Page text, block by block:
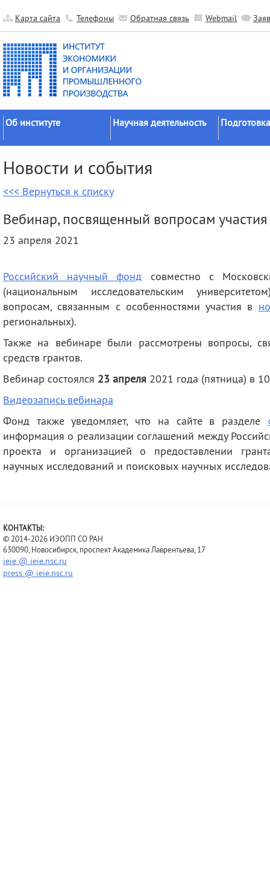
Карта сайта Телефоны Обратная связь Webmail
Об институте
Официальные документы
История
Научные подразделения
Прочие подразделения
деятельность
Контакты
Научная деятельность
исследований
Гранты
Мероприятия
Публикации
советы
Новости и события
<<< Вернуться к списку
Вебинар, посвященный вопросам
23 апреля 2021
Российский научный фонд совместно с
(национальным исследовательским
вопросам, связанным с особенностями участия в
региональных).
Также на вебинаре были рассмотрены вопросы,
средств грантов.
Вебинар состоялся 23 апреля 2021 года (пятница) в
Видеозапись вебинара
Фонд также уведомляет, что на сайте в разделе
информация о реализации соглашений между
проекта и организацией о предоставлении
научных исследований и поисковых научных
КОНТАКТЫ:
© 2014-2026 ИЭОПП СО РАН
630090, Новосибирск, проспект Академика Лаврентьева, 17
ieie @ ieie.nsc.ru
press @ ieie.nsc.ru